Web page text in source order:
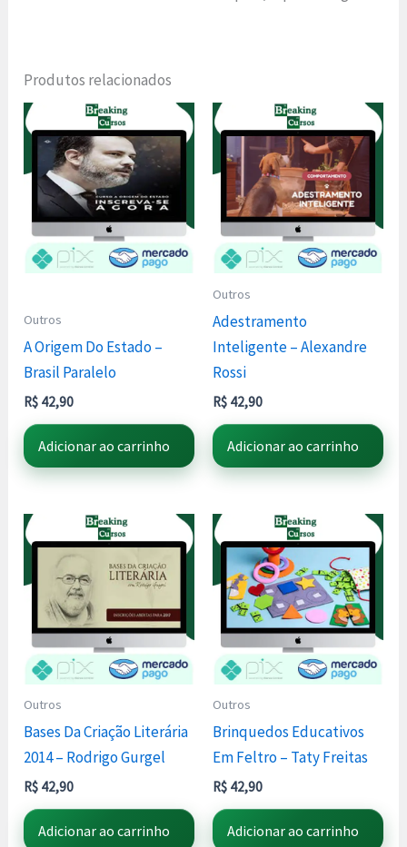
Produtos relacionados
Outros
A Origem Do Estado –
Brasil Paralelo
R$ 42,90
Adicionar ao carrinho
Outros
Adestramento
Inteligente – Alexandre
Rossi
R$ 42,90
Adicionar ao carrinho
Outros
Bases Da Criação Literária
2014 – Rodrigo Gurgel
R$ 42,90
Adicionar ao carrinho
Outros
Brinquedos Educativos
Em Feltro – Taty Freitas
R$ 42,90
Adicionar ao carrinho